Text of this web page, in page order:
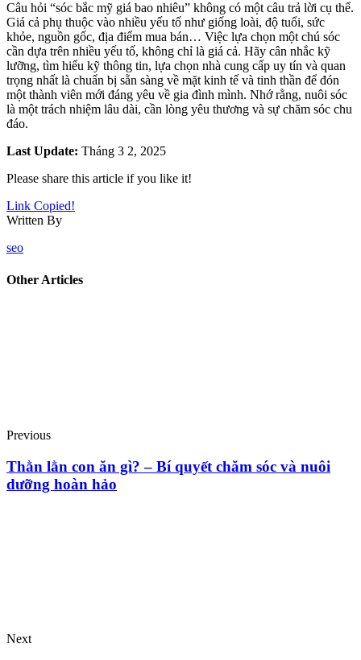
Câu hỏi “sóc bắc mỹ giá bao nhiêu” không có một câu trả lời cụ thể.
Giá cả phụ thuộc vào nhiều yếu tố như giống loài, độ tuổi, sức
khỏe, nguồn gốc, địa điểm mua bán… Việc lựa chọn một chú sóc
cần dựa trên nhiều yếu tố, không chỉ là giá cả. Hãy cân nhắc kỹ
lưỡng, tìm hiểu kỹ thông tin, lựa chọn nhà cung cấp uy tín và quan
trọng nhất là chuẩn bị sẵn sàng về mặt kinh tế và tinh thần để đón
một thành viên mới đáng yêu về gia đình mình. Nhớ rằng, nuôi sóc
là một trách nhiệm lâu dài, cần lòng yêu thương và sự chăm sóc chu
đáo.
Last Update: Tháng 3 2, 2025
Please share this article if you like it!
Link Copied!
Written By
seo
Other Articles
Previous
Thằn lằn con ăn gì? – Bí quyết chăm sóc và nuôi
dưỡng hoàn hảo
Next